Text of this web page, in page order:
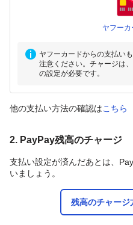
ヤフー
ヤフーカードからの支払いも
注意ください。チャージは、
の設定が必要です。
他の支払い方法の確認はこちら
2. PayPay残高のチャージ
支払い設定が済んだあとは、
いましょう。
残高のチャージ